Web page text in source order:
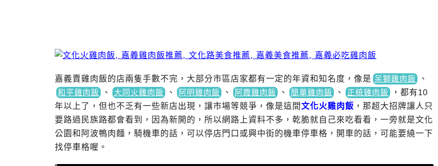
嘉義賣雞肉飯的店兩隻手數不完，大部分市區店家都有一定的年資和知名度，像是 呆獅雞肉飯 、
和平雞肉飯 、 大同火雞肉飯 、 阿明雞肉飯 、 阿霞雞肉飯 、 簡單雞肉飯 、 正統雞肉飯 ， 都有10
年以上了，但也不乏有一些新店出現，讓市場等競爭，像是這間文化火雞肉飯 ，那超大招牌讓人只
要路過民族路都會看到，因為新開的，所以網路上資料不多，乾脆就自己來吃看看，一旁就是文化
公園和阿波鴨肉麵，騎機車的話，可以停店門口或興中街的機車停車格，開車的話，可能要繞一下
找停車格喔。